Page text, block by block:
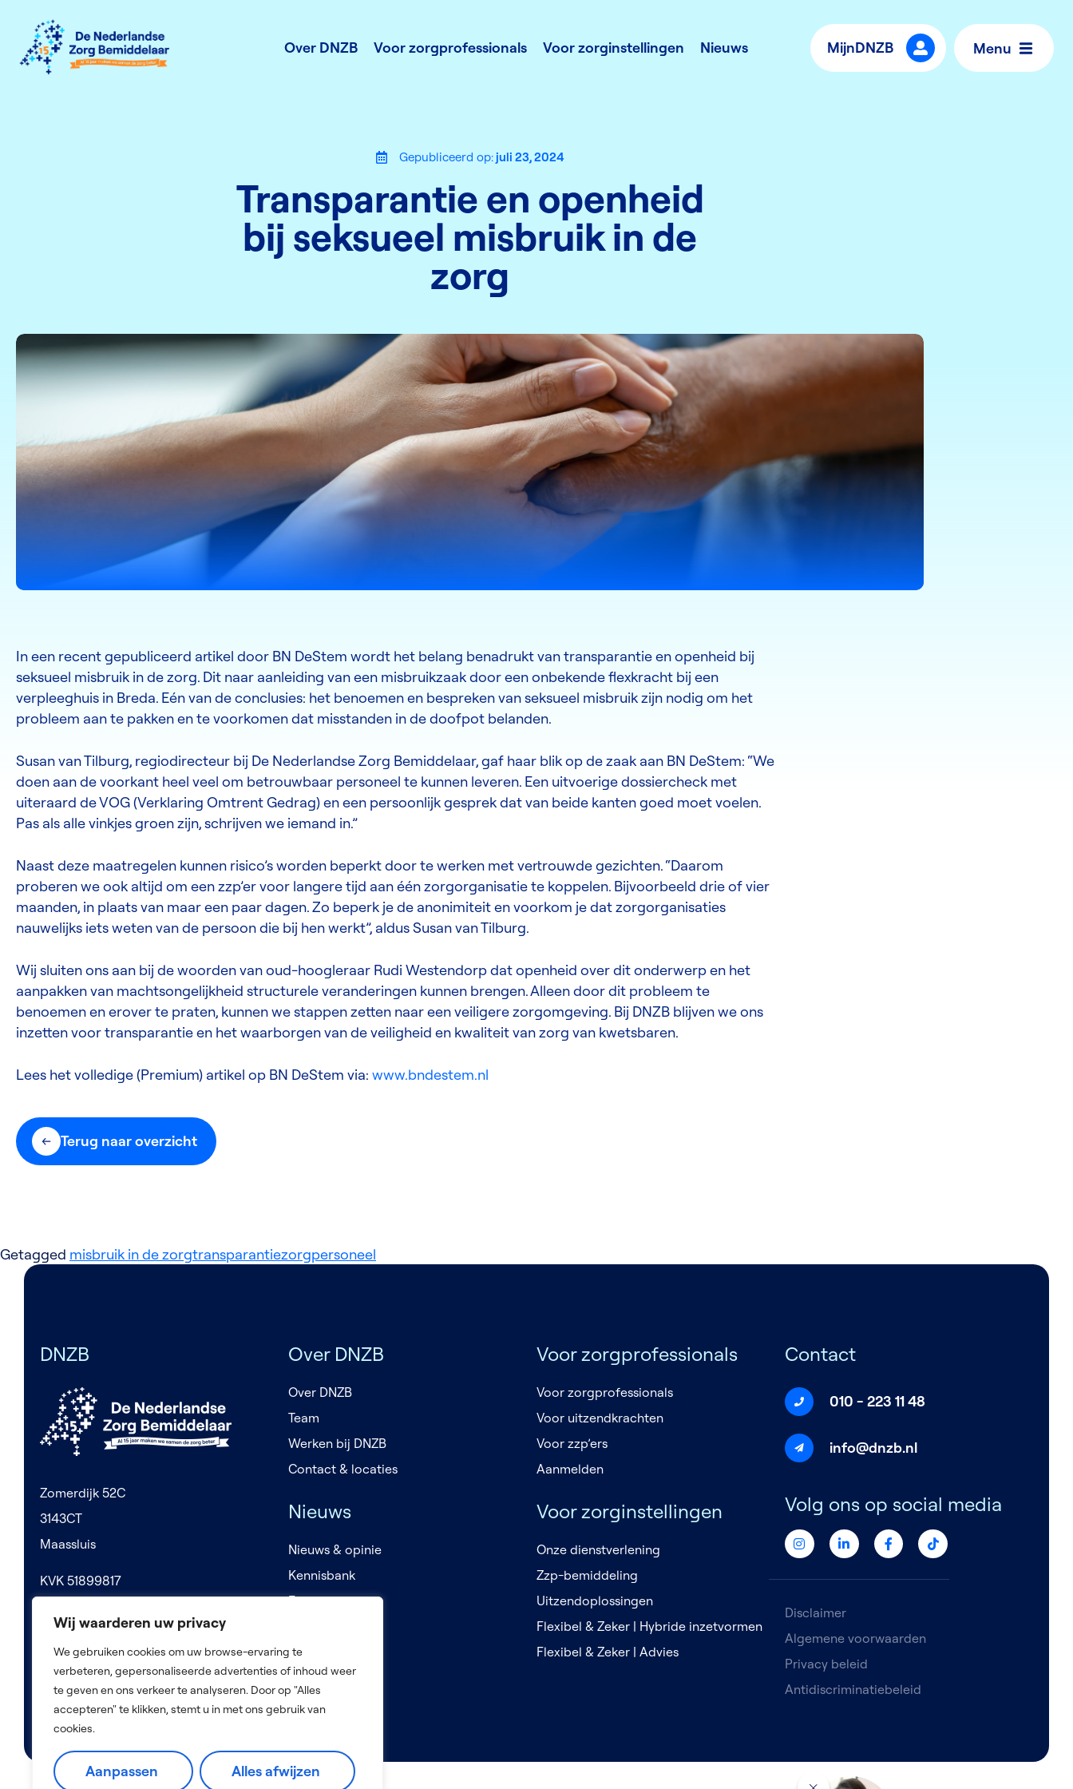
Wij waarderen uw privacy
We gebruiken cookies om uw browse-ervaring te
verbeteren, gepersonaliseerde advertenties of inhoud weer
te geven en ons verkeer te analyseren. Door op "Alles
accepteren" te klikken, stemt u in met ons gebruik van
cookies.
Aanpassen Alles afwijzen
Over DNZB Voor zorgprofessionals Voor zorginstellingen Nieuws MijnDNZB Menu
Gepubliceerd op:juli 23, 2024
Transparantie en openheid
bij seksueel misbruik in de
zorg
In een recent gepubliceerd artikel door BN DeStem wordt het belang benadrukt van transparantie en openheid bij
seksueel misbruik in de zorg. Dit naar aanleiding van een misbruikzaak door een onbekende flexkracht bij een
verpleeghuis in Breda. Eén van de conclusies: het benoemen en bespreken van seksueel misbruik zijn nodig om het
probleem aan te pakken en te voorkomen dat misstanden in de doofpot belanden.
Susan van Tilburg, regiodirecteur bij De Nederlandse Zorg Bemiddelaar, gaf haar blik op de zaak aan BN DeStem: “We
doen aan de voorkant heel veel om betrouwbaar personeel te kunnen leveren. Een uitvoerige dossiercheck met
uiteraard de VOG (Verklaring Omtrent Gedrag) en een persoonlijk gesprek dat van beide kanten goed moet voelen.
Pas als alle vinkjes groen zijn, schrijven we iemand in.”
Naast deze maatregelen kunnen risico’s worden beperkt door te werken met vertrouwde gezichten. “Daarom
proberen we ook altijd om een zzp’er voor langere tijd aan één zorgorganisatie te koppelen. Bijvoorbeeld drie of vier
maanden, in plaats van maar een paar dagen. Zo beperk je de anonimiteit en voorkom je dat zorgorganisaties
nauwelijks iets weten van de persoon die bij hen werkt”, aldus Susan van Tilburg.
Wij sluiten ons aan bij de woorden van oud-hoogleraar Rudi Westendorp dat openheid over dit onderwerp en het
aanpakken van machtsongelijkheid structurele veranderingen kunnen brengen. Alleen door dit probleem te
benoemen en erover te praten, kunnen we stappen zetten naar een veiligere zorgomgeving. Bij DNZB blijven we ons
inzetten voor transparantie en het waarborgen van de veiligheid en kwaliteit van zorg van kwetsbaren.
Lees het volledige (Premium) artikel op BN DeStem via: www.bndestem.nl
Terug naar overzicht
Getagged misbruik in de zorgtransparantiezorgpersoneel
DNZB
Zomerdijk 52C
3143CT
Maassluis
KVK 51899817
Over DNZB
Over DNZB
Team
Werken bij DNZB
Contact & locaties
Nieuws
Nieuws & opinie
Kennisbank
Evenementen
Voor zorgprofessionals
Voor zorgprofessionals
Voor uitzendkrachten
Voor zzp’ers
Aanmelden
Voor zorginstellingen
Onze dienstverlening
Zzp-bemiddeling
Uitzendoplossingen
Flexibel & Zeker | Hybride inzetvormen
Flexibel & Zeker | Advies
Contact
010 - 223 11 48
info@dnzb.nl
Volg ons op social media
Disclaimer
Algemene voorwaarden
Privacy beleid
Antidiscriminatiebeleid